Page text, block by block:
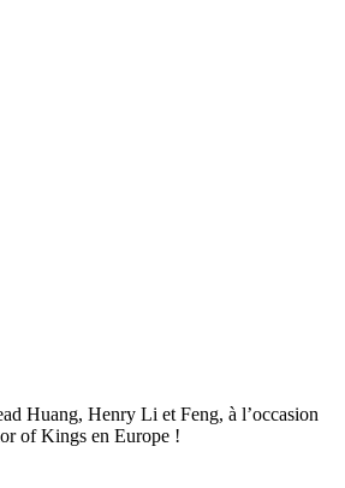
Huang, Henry Li et Feng, à l’occasion
of Kings en Europe !